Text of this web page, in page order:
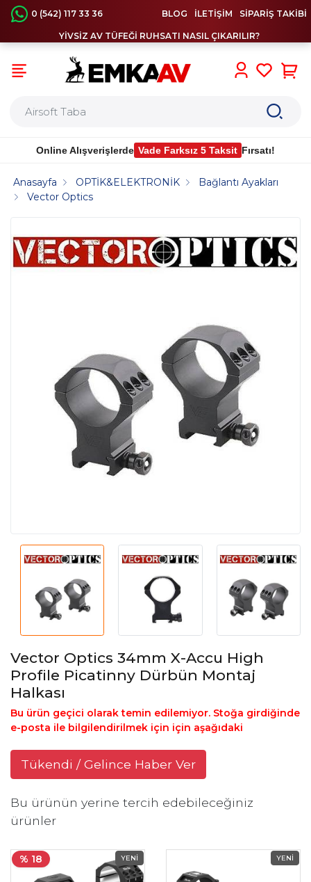
0 (542) 117 33 36 BLOG İLETİŞİM SİPARİŞ TAKİBİ
YİVSİZ AV TÜFEĞİ RUHSATI NASIL ÇIKARILIR?
Online Alışverişlerde Vade Farksız 5 Taksit Fırsatı!
Anasayfa OPTİK&ELEKTRONİK
Bağlantı Ayakları
Vector Optics
Vector Optics 34mm X-Accu High
Profile Picatinny Dürbün Montaj
Halkası
Bu ürün geçici olarak temin edilemiyor. Stoğa girdiğinde
e-posta ile bilgilendirilmek için için aşağıdaki
Tükendi / Gelince Haber Ver
Bu ürünün yerine tercih edebileceğiniz
ürünler
% 18